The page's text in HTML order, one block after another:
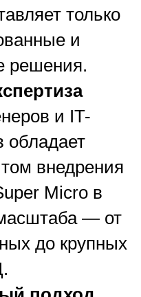
только
и
решения.
и IT-
обладает
внедрения
Micro в
— от
до крупных